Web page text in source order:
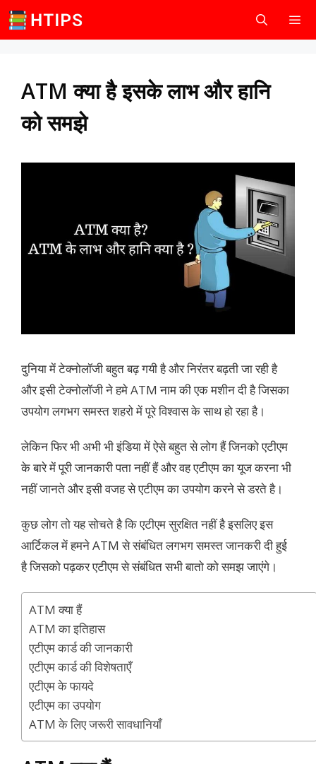
Skip
to
ATM क्या है इसके लाभ और हानि
को समझे
दुनिया में टेक्नोलॉजी बहुत बढ़ गयी है और निरंतर बढ़ती जा रही है
और इसी टेक्नोलॉजी ने हमे ATM नाम की एक मशीन दी है जिसका
उपयोग लगभग समस्त शहरो में पूरे विश्वास के साथ हो रहा है।
लेकिन फिर भी अभी भी इंडिया में ऐसे बहुत से लोग हैं जिनको एटीएम
के बारे में पूरी जानकारी पता नहीं हैं और वह एटीएम का यूज करना भी
नहीं जानते और इसी वजह से एटीएम का उपयोग करने से डरते है।
कुछ लोग तो यह सोचते है कि एटीएम सुरक्षित नहीं है इसलिए इस
आर्टिकल में हमने ATM से संबंधित लगभग समस्त जानकरी दी हुई
है जिसको पढ़कर एटीएम से संबंधित सभी बातो को समझ जाएंगे।
ATM क्या हैं
ATM का इतिहास
एटीएम कार्ड की जानकारी
एटीएम कार्ड की विशेषताएँ
एटीएम के फायदे
एटीएम का उपयोग
ATM के लिए जरूरी सावधानियाँ